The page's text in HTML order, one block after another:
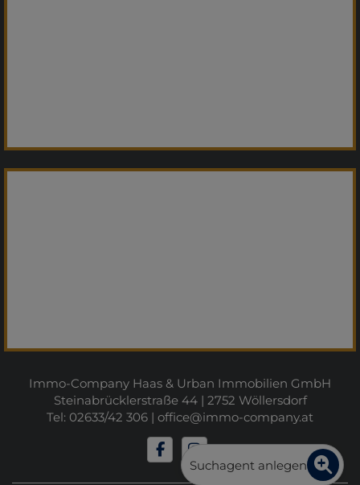
Immo-Company Haas & Urban Immobilien GmbH
Steinabrücklerstraße 44 | 2752 Wöllersdorf
Tel: 02633/42 306 | office@immo-company.at
Suchagent anlegen